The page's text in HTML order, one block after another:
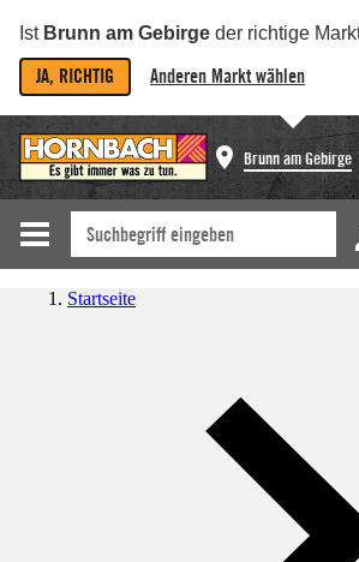
Ist Brunn am Gebirge der richtige
JA, RICHTIG Anderen Markt wählen
Brunn am Gebirge
Startseite